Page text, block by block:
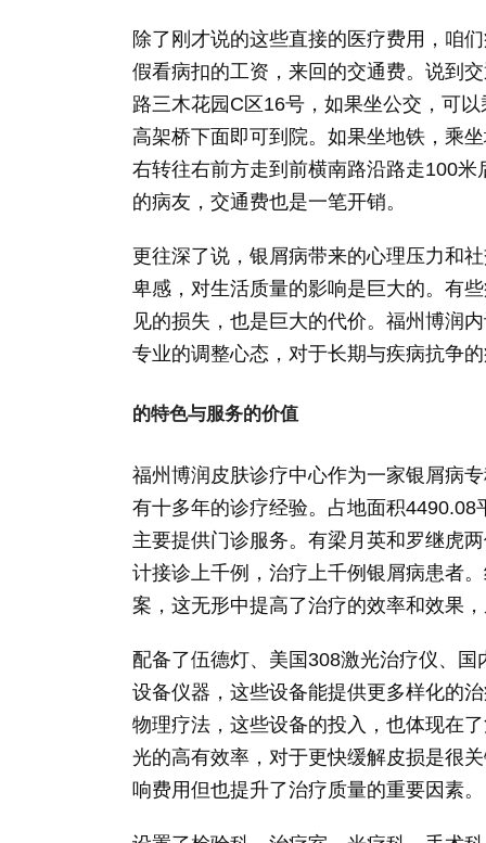
除了刚才说的这些直接的医疗费用，咱
假看病扣的工资，来回的交通费。说到
路三木花园C区16号，如果坐公交，可
高架桥下面即可到院。如果坐地铁，乘
右转往右前方走到前横南路沿路走100
的病友，交通费也是一笔开销。
更往深了说，银屑病带来的心理压力和
卑感，对生活质量的影响是巨大的。有
见的损失，也是巨大的代价。福州博润
专业的调整心态，对于长期与疾病抗争
的特色与服务的价值
福州博润皮肤诊疗中心作为一家银屑病
有十多年的诊疗经验。占地面积
主要提供门诊服务。有梁月英和罗继虎
计接诊上千例，治疗上千例银屑病患者
案，这无形中提高了治疗的效率和效果
配备了伍德灯、美国308激光治疗仪、
设备仪器，这些设备能提供更多样化的
物理疗法，这些设备的投入，也体现在
光的高有效率，对于更快缓解皮损是很
响费用但也提升了治疗质量的重要因素。